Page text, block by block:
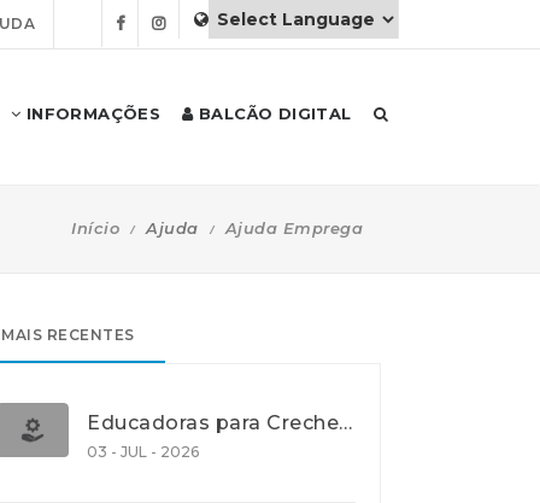
INFORMAÇÕES BALCÃO DIGITAL
Início Ajuda Ajuda Emprega
MAIS RECENTES
Educadoras para Creche e J.I., Lisboa
03 - JUL - 2026